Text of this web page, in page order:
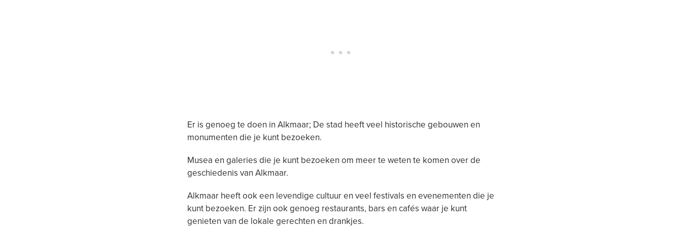
Er is genoeg te doen in Alkmaar; De stad heeft veel historische gebouwen en
monumenten die je kunt bezoeken.
Musea en galeries die je kunt bezoeken om meer te weten te komen over de
geschiedenis van Alkmaar.
Alkmaar heeft ook een levendige cultuur en veel festivals en evenementen die je
kunt bezoeken. Er zijn ook genoeg restaurants, bars en cafés waar je kunt
genieten van de lokale gerechten en drankjes.